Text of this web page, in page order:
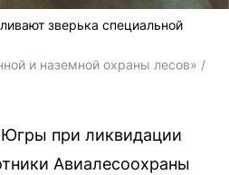
зверька специальной
и наземной охраны лесов» /
при ликвидации
Авиалесоохраны